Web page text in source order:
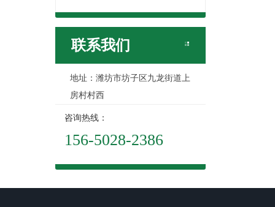
联系我们
地址：潍坊市坊子区九龙街道上
房村村西
咨询热线：
156-5028-2386